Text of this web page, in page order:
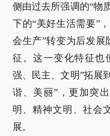
侧由过去所强调的“物
下的“美好生活需要”
会生产”转变为后发展
征。这一变化特征也
强、民主、文明”拓展
谐、美丽”，更加突
明、精神文明、社会
展。